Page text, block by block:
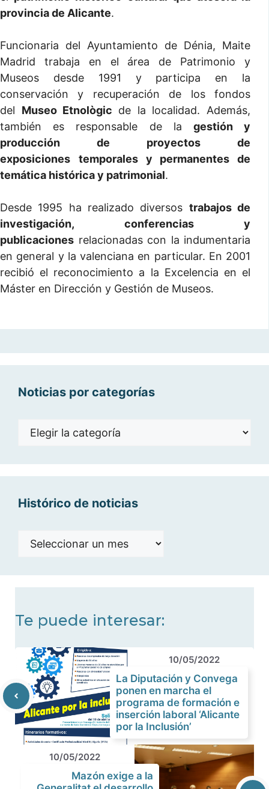
provincia de Alicante.
Funcionaria del Ayuntamiento de Dénia, Maite
Madrid trabaja en el área de Patrimonio y
Museos desde 1991 y participa en la
conservación y recuperación de los fondos
del Museo Etnològic de la localidad. Además,
también es responsable de la gestión y
producción de proyectos de
exposiciones
temporales y permanentes de
temática histórica y patrimonial.
Desde 1995 ha realizado diversos trabajos de
investigación, conferencias y
publicaciones relacionadas con la indumentaria
en general y la valenciana en particular. En 2001
recibió el reconocimiento a la Excelencia en el
Máster en Dirección y Gestión de Museos.
Noticias por categorías
Noticias
Histórico de noticias
Histórico
Te puede interesar:
10/05/2022
La Diputación y Convega
ponen en marcha el
programa de formación e
inserción laboral ‘Alicante
por la Inclusión’
10/05/2022
Mazón exige a la